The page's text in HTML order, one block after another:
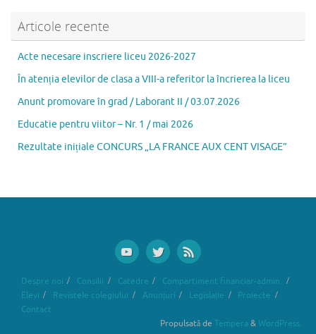
k
Articole recente
Acte necesare inscriere liceu 2026-2027
În atenția elevilor de clasa a VIII-a referitor la încrierea la liceu
Anunt promovare în grad / Laborant II / 03.07.2026
Educatie pentru viitor – Nr. 1 / mai 2026
Rezultate inițiale CONCURS „LA FRANCE AUX CENT VISAGE”
Despre noi Consilii Catedre
Compartiment financiar-admin.
Elevi
Revistele colegiului Anunțuri Legislație
Proiecte
Contact
Propulsată de Tempera & WordPress.